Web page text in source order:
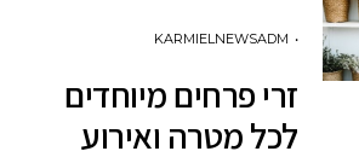
לכל
מטרה
KARMIELNEWSADM
זרי פרחים מיוחדים
לכל מטרה ואירוע